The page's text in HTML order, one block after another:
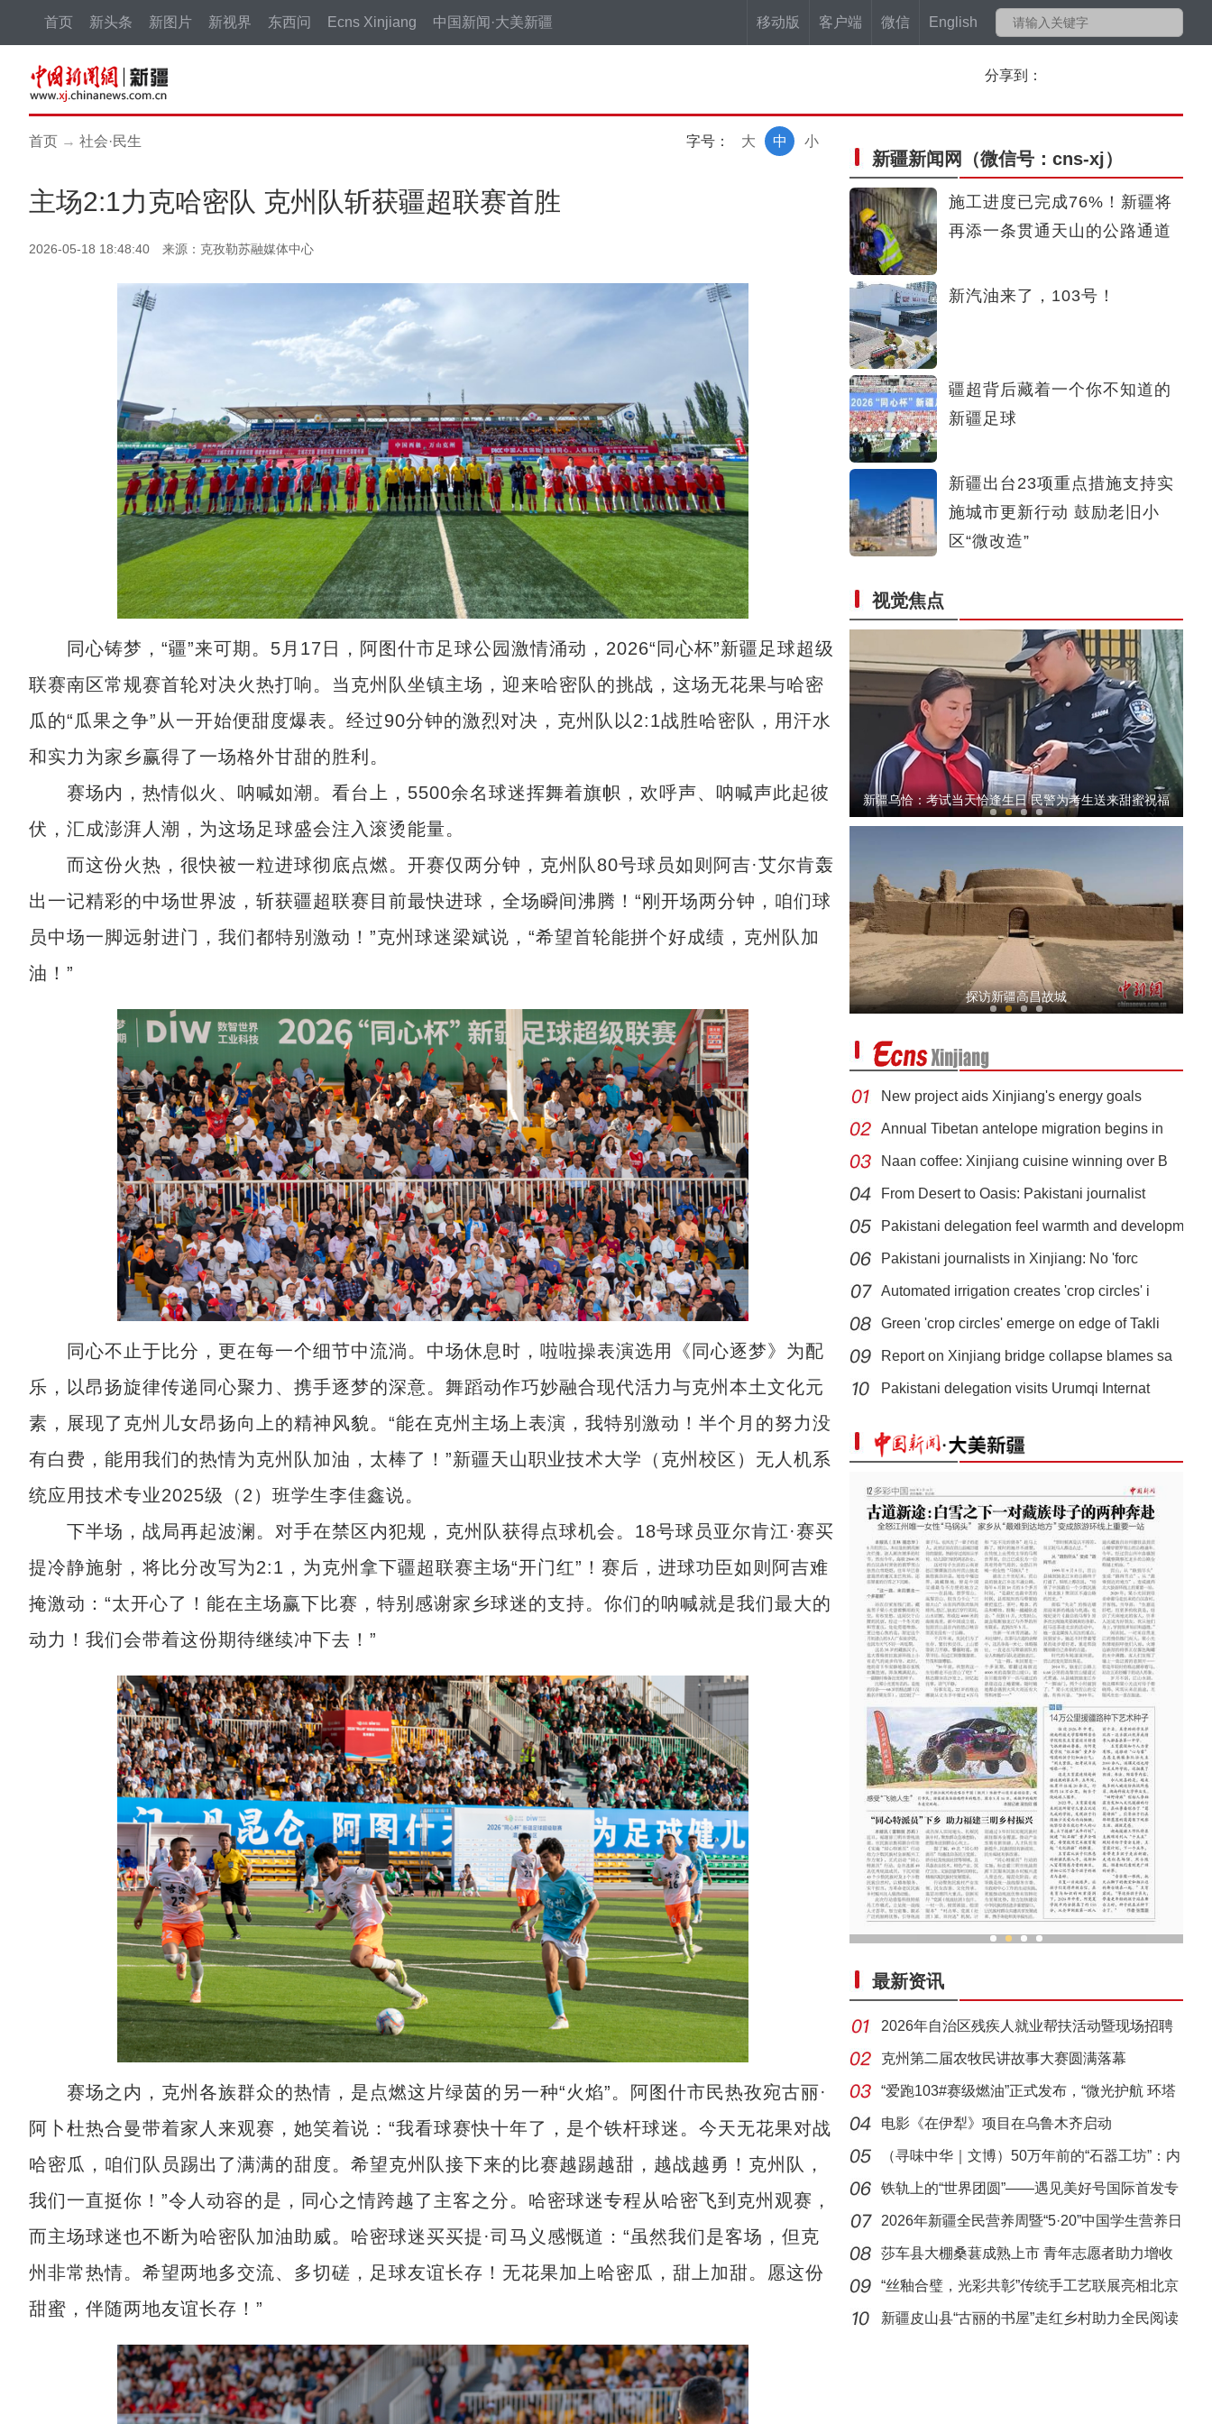
移动版 客户端 微信 English
首页 新头条 新图片 新视界 东西问 Ecns Xinjiang 中国新闻·大美新疆
分享到：
首页 → 社会·民生 字号： 小
中
大
主场2:1力克哈密队 克州队斩获疆超联赛首胜
2026-05-18 18:48:40 来源：克孜勒苏融媒体中心
同心铸梦，“疆”来可期。5月17日，阿图什市足球公园激情涌动，2026“同心杯”新疆足球超级
联赛南区常规赛首轮对决火热打响。当克州队坐镇主场，迎来哈密队的挑战，这场无花果与哈密
瓜的“瓜果之争”从一开始便甜度爆表。经过90分钟的激烈对决，克州队以2:1战胜哈密队，用汗水
和实力为家乡赢得了一场格外甘甜的胜利。
赛场内，热情似火、呐喊如潮。看台上，5500余名球迷挥舞着旗帜，欢呼声、呐喊声此起彼
伏，汇成澎湃人潮，为这场足球盛会注入滚烫能量。
而这份火热，很快被一粒进球彻底点燃。开赛仅两分钟，克州队80号球员如则阿吉·艾尔肯轰
出一记精彩的中场世界波，斩获疆超联赛目前最快进球，全场瞬间沸腾！“刚开场两分钟，咱们球
员中场一脚远射进门，我们都特别激动！”克州球迷梁斌说，“希望首轮能拼个好成绩，克州队加
油！”
同心不止于比分，更在每一个细节中流淌。中场休息时，啦啦操表演选用《同心逐梦》为配
乐，以昂扬旋律传递同心聚力、携手逐梦的深意。舞蹈动作巧妙融合现代活力与克州本土文化元
素，展现了克州儿女昂扬向上的精神风貌。“能在克州主场上表演，我特别激动！半个月的努力没
有白费，能用我们的热情为克州队加油，太棒了！”新疆天山职业技术大学（克州校区）无人机系
统应用技术专业2025级（2）班学生李佳鑫说。
下半场，战局再起波澜。对手在禁区内犯规，克州队获得点球机会。18号球员亚尔肯江·赛买
提冷静施射，将比分改写为2:1，为克州拿下疆超联赛主场“开门红”！赛后，进球功臣如则阿吉难
掩激动：“太开心了！能在主场赢下比赛，特别感谢家乡球迷的支持。你们的呐喊就是我们最大的
动力！我们会带着这份期待继续冲下去！”
赛场之内，克州各族群众的热情，是点燃这片绿茵的另一种“火焰”。阿图什市民热孜宛古丽·
阿卜杜热合曼带着家人来观赛，她笑着说：“我看球赛快十年了，是个铁杆球迷。今天无花果对战
哈密瓜，咱们队员踢出了满满的甜度。希望克州队接下来的比赛越踢越甜，越战越勇！克州队，
我们一直挺你！”令人动容的是，同心之情跨越了主客之分。哈密球迷专程从哈密飞到克州观赛，
而主场球迷也不断为哈密队加油助威。哈密球迷买买提·司马义感慨道：“虽然我们是客场，但克
州非常热情。希望两地多交流、多切磋，足球友谊长存！无花果加上哈密瓜，甜上加甜。愿这份
甜蜜，伴随两地友谊长存！”
新疆新闻网 （微信号：cns-xj）
施工进度已完成76%！新疆将
再添一条贯通天山的公路通道
新汽油来了，103号！
疆超背后藏着一个你不知道的
新疆足球
新疆出台23项重点措施支持实
施城市更新行动 鼓励老旧小
区“微改造”
视觉焦点
新疆，正在逆袭
新疆昭苏县：“马术＋文旅” 不断延伸的马产业链
新疆乌恰：考试当天恰逢生日 民警为考生送来甜蜜祝福
2026中国环塔国际拉力赛开赛
新疆昭苏县：“马术＋文旅” 不断延伸的马产业链
探访新疆高昌故城
New project aids Xinjiang's energy goals
Annual Tibetan antelope migration begins in
Naan coffee: Xinjiang cuisine winning over B
From Desert to Oasis: Pakistani journalist
Pakistani delegation feel warmth and developm
Pakistani journalists in Xinjiang: No 'forc
Automated irrigation creates 'crop circles' i
Green 'crop circles' emerge on edge of Takli
Report on Xinjiang bridge collapse blames sa
Pakistani delegation visits Urumqi Internat
2026“同心杯”新疆足球超级联赛开幕 14支队
最新资讯
2026年自治区残疾人就业帮扶活动暨现场招聘
会在克
克州第二届农牧民讲故事大赛圆满落幕
“爱跑103#赛级燃油”正式发布，“微光护航 环塔
筑
电影《在伊犁》项目在乌鲁木齐启动
（寻味中华｜文博）50万年前的“石器工坊”：内
蒙
铁轨上的“世界团圆”——遇见美好号国际首发专
列
2026年新疆全民营养周暨“5·20”中国学生营养日
活
莎车县大棚桑葚成熟上市 青年志愿者助力增收
“丝釉合璧，光彩共彰”传统手工艺联展亮相北京
爱
新疆皮山县“古丽的书屋”走红乡村助力全民阅读